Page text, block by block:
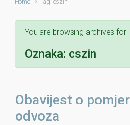
Home Tag: cszin
You are browsing archives for
Oznaka: cszin
Obavijest o
odvoza